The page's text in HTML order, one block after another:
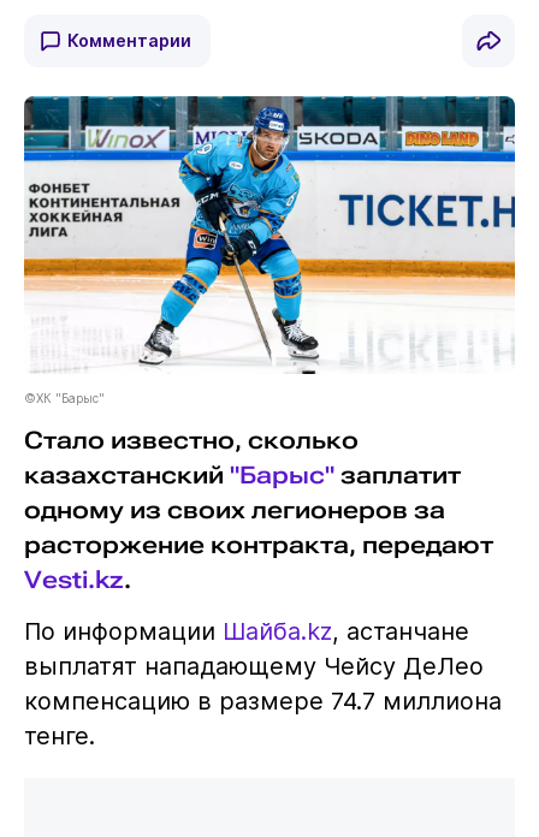
Комментарии
©ХК "Барыс"
Стало известно, сколько
казахстанский "Барыс"заплатит
одному из своих легионеров за
расторжение контракта, передают
Vesti.kz.
По информации Шайба.kz, астанчане
выплатят нападающему Чейсу ДеЛео
компенсацию в размере 74.7 миллиона
тенге.